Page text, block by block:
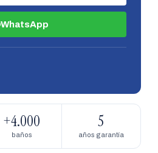
WhatsApp
+4.000
baños
5
años garantía